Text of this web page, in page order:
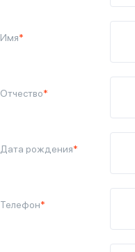
Имя*
Отчество*
Дата рождения*
Телефон*